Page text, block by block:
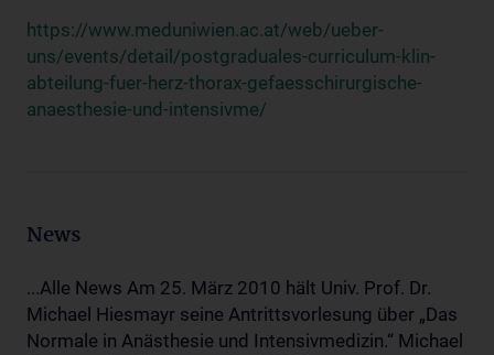
https://www.meduniwien.ac.at/web/ueber-
uns/events/detail/postgraduales-curriculum-klin-
abteilung-fuer-herz-thorax-gefaesschirurgische-
anaesthesie-und-intensivme/
News
...Alle News Am 25. März 2010 hält Univ. Prof. Dr.
Michael Hiesmayr seine Antrittsvorlesung über „Das
Normale in Anästhesie und Intensivmedizin.“ Michael